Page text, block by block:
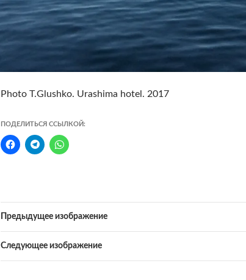
Photo T.Glushko. Urashima hotel. 2017
ПОДЕЛИТЬСЯ ССЫЛКОЙ:
Предыдущее изображение
Следующее изображение